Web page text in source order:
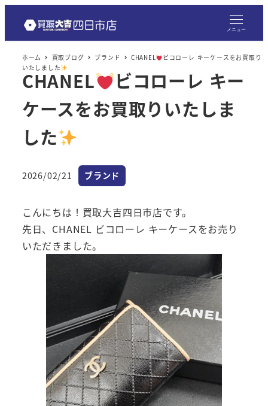
メニュー
ホーム 買取ブログ ブランド CHANEL
ビコローレ キーケースをお買取り
いたしました
CHANEL
ビコローレ キー
ケースをお買取りいたしま
した
投稿日
2026/02/21 カテゴリー
ブランド
こんにちは！買取大吉四日市店です。
先日、CHANEL ビコローレ キーケースをお売り
いただきました。